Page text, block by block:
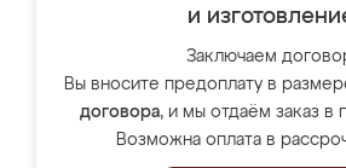
и
Заключаем
Вы вносите предоплату в
договора, и мы отдаём заказ в
Возможна оплата в